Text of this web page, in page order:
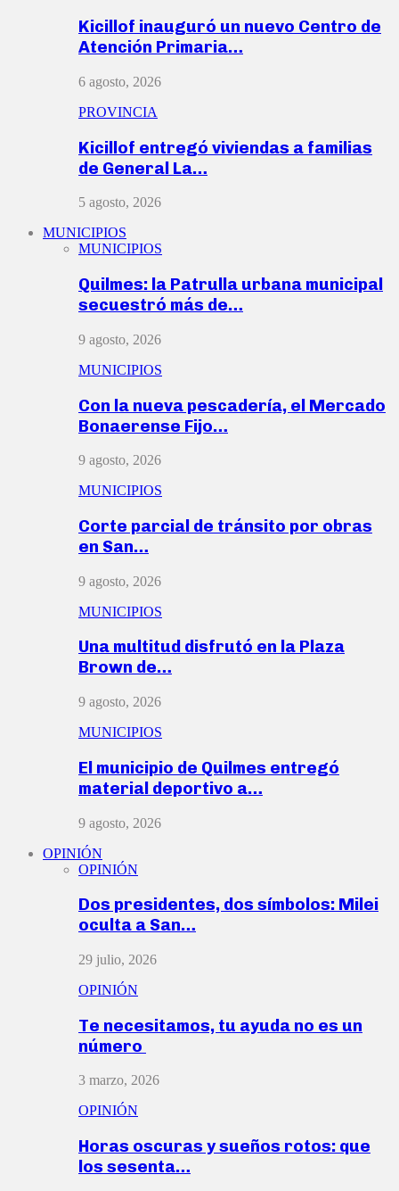
Kicillof inauguró un nuevo Centro de
Atención Primaria…
6 agosto, 2026
PROVINCIA
Kicillof entregó viviendas a familias
de General La…
5 agosto, 2026
MUNICIPIOS
MUNICIPIOS
Quilmes: la Patrulla urbana municipal
secuestró más de…
9 agosto, 2026
MUNICIPIOS
Con la nueva pescadería, el Mercado
Bonaerense Fijo…
9 agosto, 2026
MUNICIPIOS
Corte parcial de tránsito por obras
en San…
9 agosto, 2026
MUNICIPIOS
Una multitud disfrutó en la Plaza
Brown de…
9 agosto, 2026
MUNICIPIOS
El municipio de Quilmes entregó
material deportivo a…
9 agosto, 2026
OPINIÓN
OPINIÓN
Dos presidentes, dos símbolos: Milei
oculta a San…
29 julio, 2026
OPINIÓN
Te necesitamos, tu ayuda no es un
número
3 marzo, 2026
OPINIÓN
Horas oscuras y sueños rotos: que
los sesenta…